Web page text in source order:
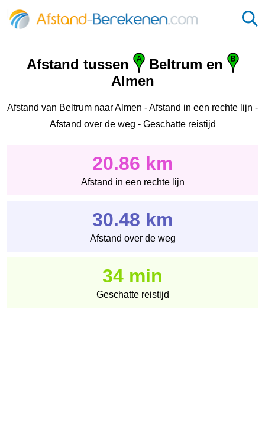
Afstand tussen
Beltrum en
Almen
Afstand van Beltrum naar Almen - Afstand in een rechte lijn -
Afstand over de weg - Geschatte reistijd
20.86 km
Afstand in een rechte lijn
30.48 km
Afstand over de weg
34 min
Geschatte reistijd